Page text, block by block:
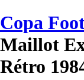
Copa
Maillot
Rétro